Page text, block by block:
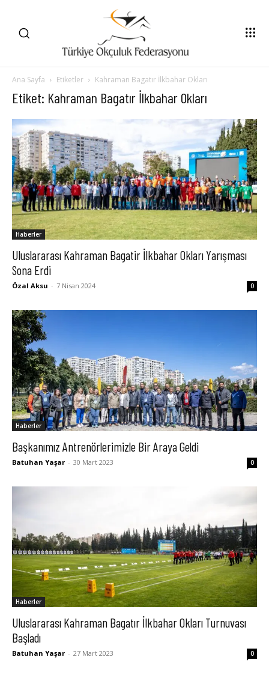
Ana Sayfa Etiketler Kahraman Bagatır İlkbahar Okları
Etiket: Kahraman Bagatır İlkbahar Okları
Haberler
Uluslararası Kahraman Bagatir İlkbahar Okları Yarışması
Sona Erdi
Özal Aksu - 7 Nisan 2024 0
Haberler
Başkanımız Antrenörlerimizle Bir Araya Geldi
Batuhan Yaşar - 30 Mart 2023 0
Haberler
Uluslararası Kahraman Bagatır İlkbahar Okları Turnuvası
Başladı
Batuhan Yaşar - 27 Mart 2023 0